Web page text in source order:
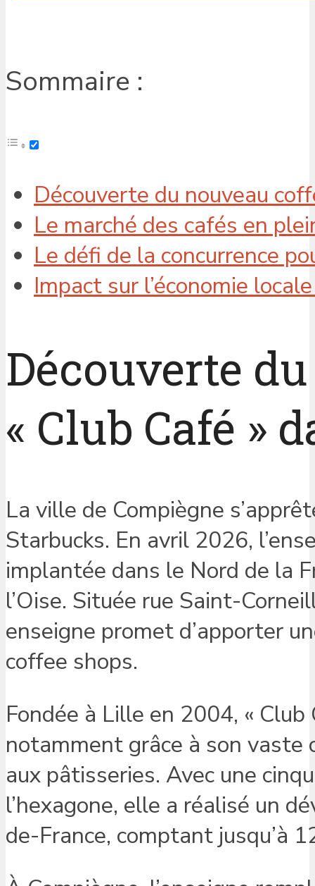
Sommaire :
Découverte du nouveau
Le marché des cafés en
Le défi de la concurrence
Impact sur l’économie
Découverte
« Club Café »
La ville de Compiègne
Starbucks. En avril 2026,
implantée dans le Nord de la
l’Oise. Située rue Saint-
enseigne promet d’apporter
coffee shops.
Fondée à Lille en 2004, «
notamment grâce à son
aux pâtisseries. Avec une
l’hexagone, elle a réalisé un
de-France, comptant jusqu’à